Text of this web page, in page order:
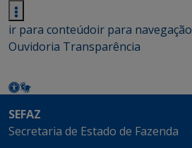
ir para conteúdoir para navegação
Ouvidoria Transparência
SEFAZ
Secretaria de Estado de Fazenda